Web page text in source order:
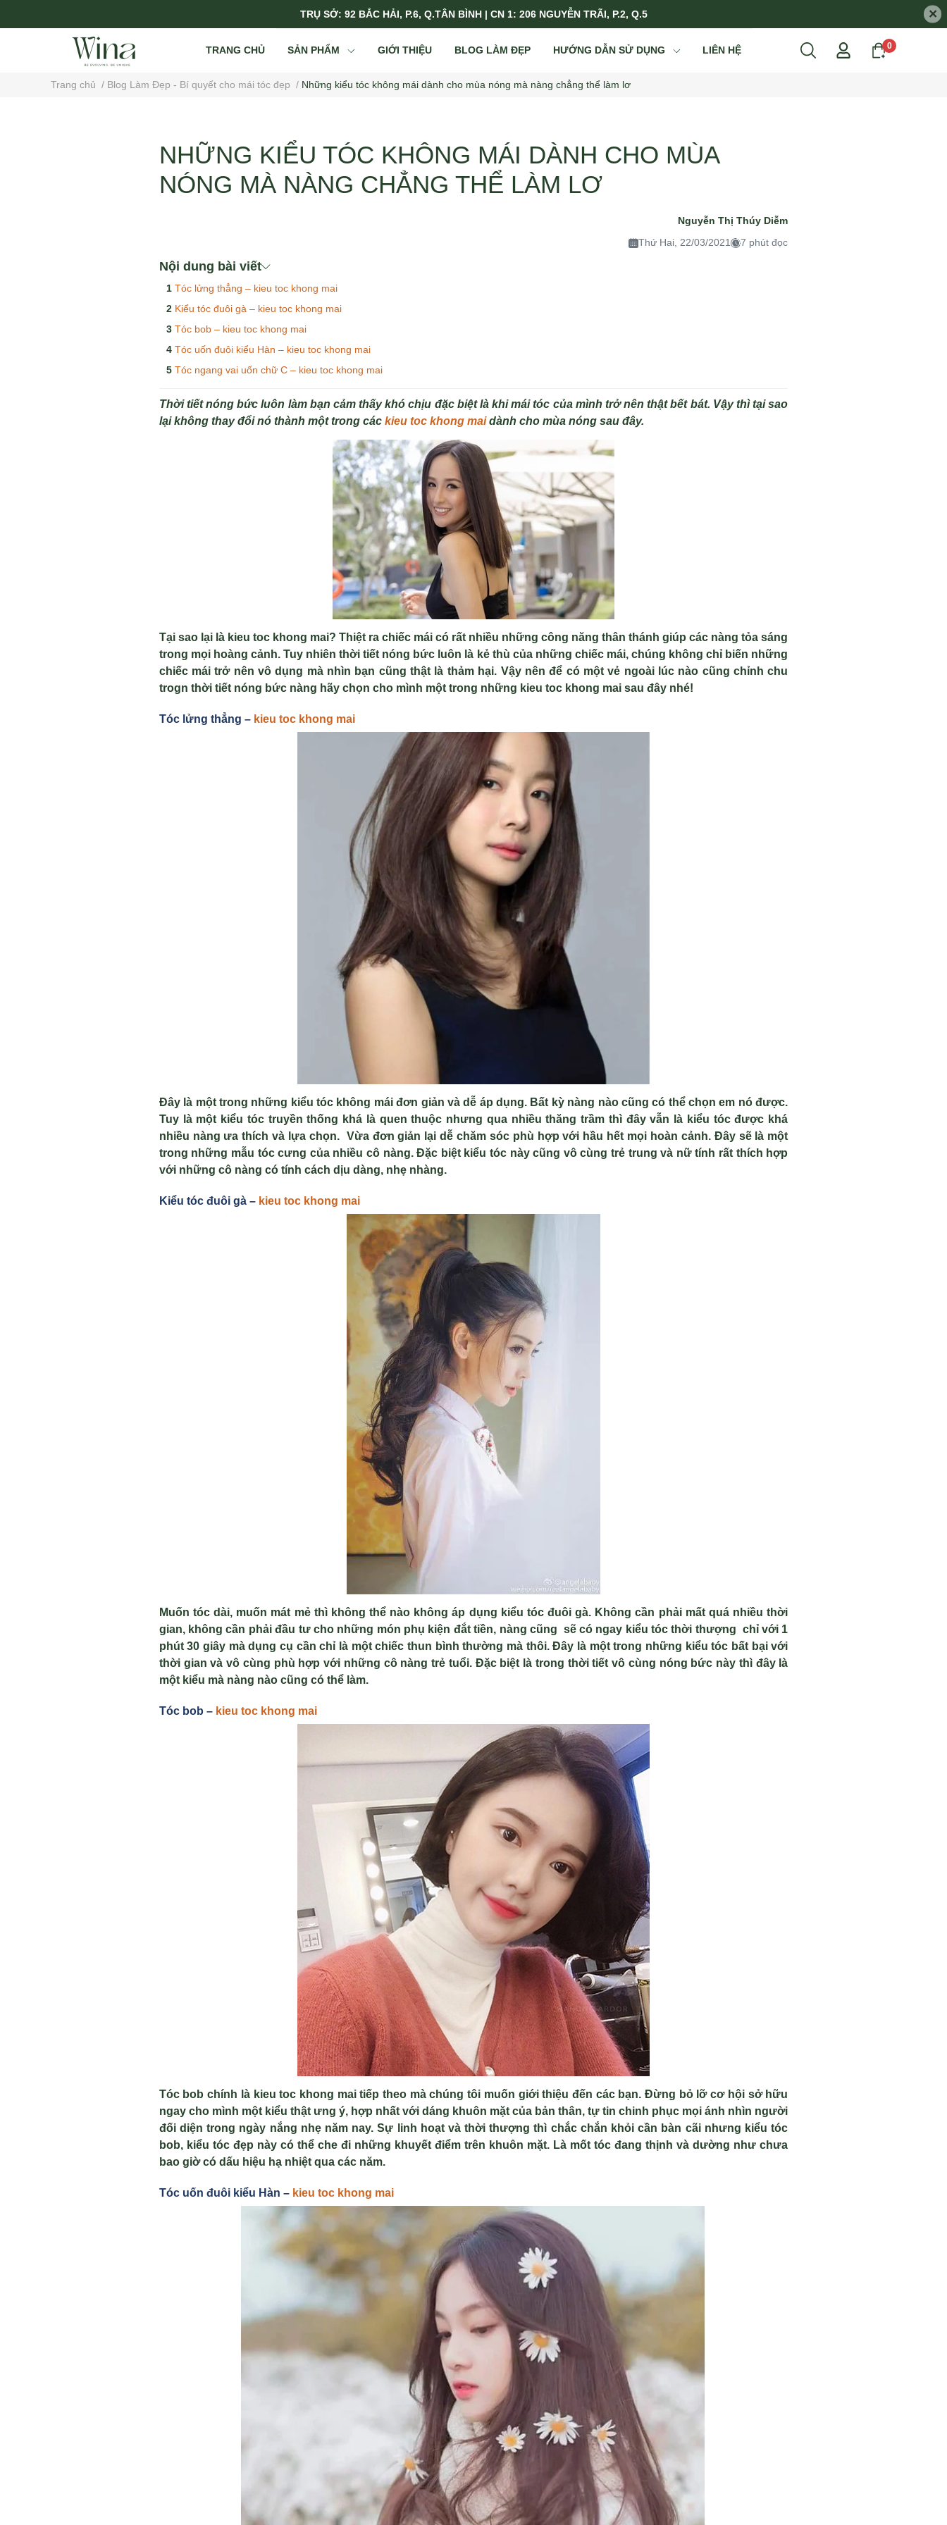
TRỤ SỞ: 92 BẮC HẢI, P.6, Q.TÂN BÌNH | CN 1: 206 NGUYỄN TRÃI, P.2, Q.5 ×
TRANG CHỦ SẢN PHẨM GIỚI THIỆU BLOG LÀM ĐẸP HƯỚNG DẪN SỬ DỤNG LIÊN HỆ 0
Trang chủ / Blog Làm Đẹp - Bí quyết cho mái tóc đẹp / Những kiểu tóc không mái dành cho mùa nóng mà nàng chẳng thể làm lơ
NHỮNG KIỂU TÓC KHÔNG MÁI DÀNH CHO MÙA
NÓNG MÀ NÀNG CHẲNG THỂ LÀM LƠ
Nguyễn Thị Thúy Diễm
Thứ Hai, 22/03/2021
7 phút đọc
Nội dung bài viết
Tóc lửng thẳng – kieu toc khong mai
Kiểu tóc đuôi gà – kieu toc khong mai
Tóc bob – kieu toc khong mai
Tóc uốn đuôi kiểu Hàn – kieu toc khong mai
Tóc ngang vai uốn chữ C – kieu toc khong mai
Thời tiết nóng bức luôn làm bạn cảm thấy khó chịu đặc biệt là khi mái tóc của mình trở nên thật bết bát. Vậy thì tại sao
lại không thay đổi nó thành một trong các kieu toc khong maidành cho mùa nóng sau đây.
Tại sao lại là kieu toc khong mai? Thiệt ra chiếc mái có rất nhiều những công năng thân thánh giúp các nàng tỏa sáng
trong mọi hoàng cảnh. Tuy nhiên thời tiết nóng bức luôn là kẻ thù của những chiếc mái, chúng không chỉ biến những
chiếc mái trở nên vô dụng mà nhìn bạn cũng thật là thảm hại. Vậy nên để có một vẻ ngoài lúc nào cũng chỉnh chu
trogn thời tiết nóng bức nàng hãy chọn cho mình một trong những kieu toc khong mai sau đây nhé!
Tóc l ửng thẳng – kieu toc khong mai
Đây là một trong những kiểu tóc không mái đơn giản và dễ áp dụng. Bất kỳ nàng nào cũng có thể chọn em nó được.
Tuy là một kiểu tóc truyền thống khá là quen thuộc nhưng qua nhiều thăng trầm thì đây vẫn là kiểu tóc được khá
nhiều nàng ưa thích và lựa chọn. Vừa đơn giản lại dễ chăm sóc phù hợp với hầu hết mọi hoàn cảnh. Đây sẽ là một
trong những mẫu tóc cưng của nhiều cô nàng. Đặc biệt kiểu tóc này cũng vô cùng trẻ trung và nữ tính rất thích hợp
với những cô nàng có tính cách dịu dàng, nhẹ nhàng.
Kiểu tóc đuôi gà – kieu toc khong mai
Muốn tóc dài, muốn mát mẻ thì không thể nào không áp dụng kiểu tóc đuôi gà. Không cần phải mất quá nhiều thời
gian, không cần phải đầu tư cho những món phụ kiện đắt tiền, nàng cũng sẽ có ngay kiểu tóc thời thượng chỉ với 1
phút 30 giây mà dụng cụ cần chỉ là một chiếc thun bình thường mà thôi. Đây là một trong những kiểu tóc bất bại với
thời gian và vô cùng phù hợp với những cô nàng trẻ tuổi. Đặc biệt là trong thời tiết vô cùng nóng bức này thì đây là
một kiểu mà nàng nào cũng có thể làm.
Tóc bob –kieu toc khong mai
Tóc bob chính là kieu toc khong mai tiếp theo mà chúng tôi muốn giới thiệu đến các bạn. Đừng bỏ lỡ cơ hội sở hữu
ngay cho mình một kiểu thật ưng ý, hợp nhất với dáng khuôn mặt của bản thân, tự tin chinh phục mọi ánh nhìn người
đối diện trong ngày nắng nhẹ năm nay. Sự linh hoạt và thời thượng thì chắc chắn khỏi cần bàn cãi nhưng kiểu tóc
bob, kiểu tóc đẹp này có thể che đi những khuyết điểm trên khuôn mặt. Là mốt tóc đang thịnh và dường như chưa
bao giờ có dấu hiệu hạ nhiệt qua các năm.
Tóc uốn đuôi kiểu Hàn – kieu toc khong mai